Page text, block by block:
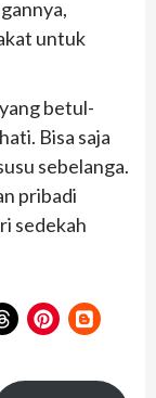
untuk
betul-
Bisa saja
sebelanga.
pribadi
sedekah